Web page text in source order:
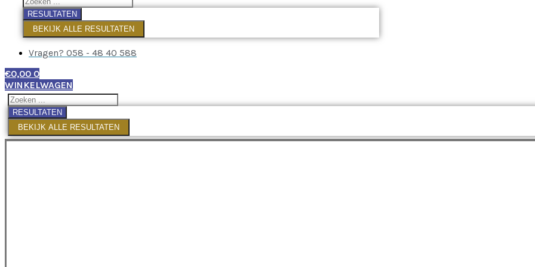
RESULTATEN
BEKIJK ALLE RESULTATEN
Vragen? 058 - 48 40 588
€0,00 0
WINKELWAGEN
RESULTATEN
BEKIJK ALLE RESULTATEN